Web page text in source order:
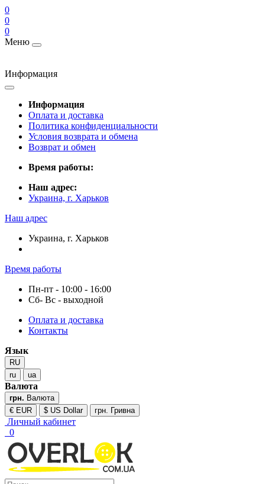
0
0
0
Меню
Информация
Информация
Оплата и доставка
Политика конфиденциальности
Условия возврата и обмена
Возврат и обмен
Время работы:
Наш адрес:
Украина, г. Харьков
Наш адрес
Украина, г. Харьков
Время работы
Пн-пт - 10:00 - 16:00
Сб- Вс - выходной
Оплата и доставка
Контакты
Язык
RU
ru
ua
Валюта
грн. Валюта
€ EUR
$ US Dollar грн. Гривна
Личный кабинет
0